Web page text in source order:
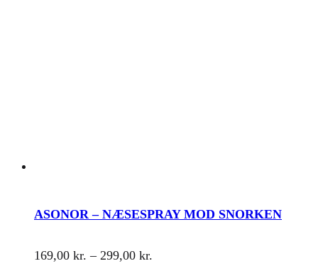
ASONOR – NÆSESPRAY MOD SNORKEN
169,00 kr. – 299,00 kr.